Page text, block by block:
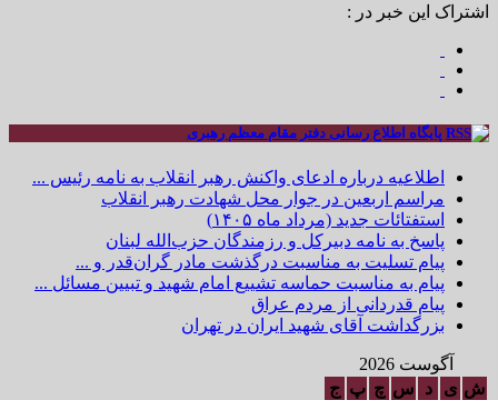
اشتراک این خبر در :
پایگاه اطلاع رسانی دفتر مقام معظم رهبری
اطلاعیه درباره ادعای واکنش رهبر انقلاب به نامه رئیس ...
مراسم اربعین در جوار محل شهادت رهبر انقلاب
استفتائات جدید (مرداد ماه ۱۴۰۵)
پاسخ به نامه دبیرکل و رزمندگان حزب‌الله لبنان
پیام تسلیت به مناسبت درگذشت مادر گران‌قدر و ...
پیام به مناسبت حماسه تشییع امام شهید و تبیین مسائل ...
پیام قدردانی از مردم عراق
بزرگداشت آقای شهید ایران در تهران
آگوست 2026
ش ی د س چ پ ج